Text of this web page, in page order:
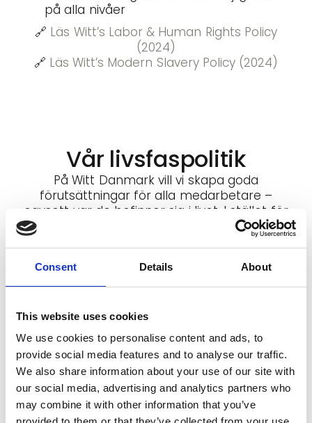
Consent Details About
This website uses cookies
We use cookies to personalise content and ads, to
provide social media features and to analyse our traffic.
We also share information about your use of our site with
our social media, advertising and analytics partners who
may combine it with other information that you’ve
på alla nivåer
🔗 Läs Witt’s Labor & Human Rights Policy
(2024)
🔗 Läs Witt’s Modern Slavery Policy (2024)
Vår livsfaspolitik
På Witt Danmark vill vi skapa goda
förutsättningar för alla medarbetare –
oavsett var de befinner sig i livet. I stället för
en traditionell personalpolitik för äldre
medarbetare, som många arbetsplatser har,
gemensam politik som omfattar alla livets
faser.
Det kan uppstå situationer och behov vid olika
tidpunkter i livet, och det ska alltid kännas
tryggt och naturligt att prata med sin
arbetsgivare – både när behovet är litet och
när särskilda hänsyn krävs.
Vår utgångspunktär att människor är olika